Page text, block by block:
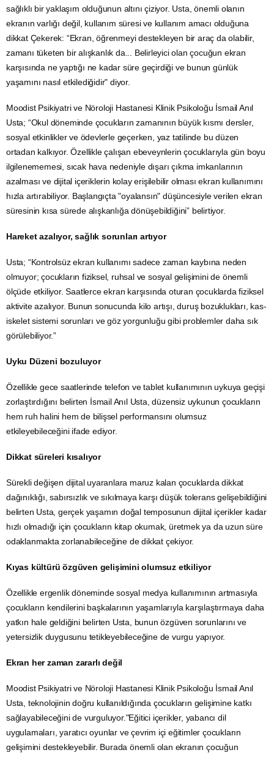
sağlıklı bir yaklaşım olduğunun altını çiziyor. Usta, önemli olanın
ekranın varlığı değil, kullanım süresi ve kullanım amacı olduğuna
dikkat Çekerek: “Ekran, öğrenmeyi destekleyen bir araç da olabilir,
zamanı tüketen bir alışkanlık da... Belirleyici olan çocuğun ekran
karşısında ne yaptığı ne kadar süre geçirdiği ve bunun günlük
yaşamını nasıl etkilediğidir" diyor.
Moodist Psikiyatri ve Nöroloji Hastanesi Klinik Psikoloğu İsmail Anıl
Usta; “Okul döneminde çocukların zamanının büyük kısmı dersler,
sosyal etkinlikler ve ödevlerle geçerken, yaz tatilinde bu düzen
ortadan kalkıyor. Özellikle çalışan ebeveynlerin çocuklarıyla gün boyu
ilgilenememesi, sıcak hava nedeniyle dışarı çıkma imkanlarının
azalması ve dijital içeriklerin kolay erişilebilir olması ekran kullanımını
hızla artırabiliyor. Başlangıçta "oyalansın" düşüncesiyle verilen ekran
süresinin kısa sürede alışkanlığa dönüşebildiğini” belirtiyor.
Hareket azalıyor, sağlık sorunları artıyor
Usta; “Kontrolsüz ekran kullanımı sadece zaman kaybına neden
olmuyor; çocukların fiziksel, ruhsal ve sosyal gelişimini de önemli
ölçüde etkiliyor. Saatlerce ekran karşısında oturan çocuklarda fiziksel
aktivite azalıyor. Bunun sonucunda kilo artışı, duruş bozuklukları, kas-
iskelet sistemi sorunları ve göz yorgunluğu gibi problemler daha sık
görülebiliyor.”
Uyku Düzeni bozuluyor
Özellikle gece saatlerinde telefon ve tablet kullanımının uykuya geçişi
zorlaştırdığını belirten İsmail Anıl Usta, düzensiz uykunun çocukların
hem ruh halini hem de bilişsel performansını olumsuz
etkileyebileceğini ifade ediyor.
Dikkat süreleri kısalıyor
Sürekli değişen dijital uyaranlara maruz kalan çocuklarda dikkat
dağınıklığı, sabırsızlık ve sıkılmaya karşı düşük tolerans gelişebildiğini
belirten Usta, gerçek yaşamın doğal temposunun dijital içerikler kadar
hızlı olmadığı için çocukların kitap okumak, üretmek ya da uzun süre
odaklanmakta zorlanabileceğine de dikkat çekiyor.
Kıyas kültürü özgüven gelişimini olumsuz etkiliyor
Özellikle ergenlik döneminde sosyal medya kullanımının artmasıyla
çocukların kendilerini başkalarının yaşamlarıyla karşılaştırmaya daha
yatkın hale geldiğini belirten Usta, bunun özgüven sorunlarını ve
yetersizlik duygusunu tetikleyebileceğine de vurgu yapıyor.
Ekran her zaman zararlı değil
Moodist Psikiyatri ve Nöroloji Hastanesi Klinik Psikoloğu İsmail Anıl
Usta, teknolojinin doğru kullanıldığında çocukların gelişimine katkı
sağlayabileceğini de vurguluyor."Eğitici içerikler, yabancı dil
uygulamaları, yaratıcı oyunlar ve çevrim içi eğitimler çocukların
gelişimini destekleyebilir. Burada önemli olan ekranın çocuğun